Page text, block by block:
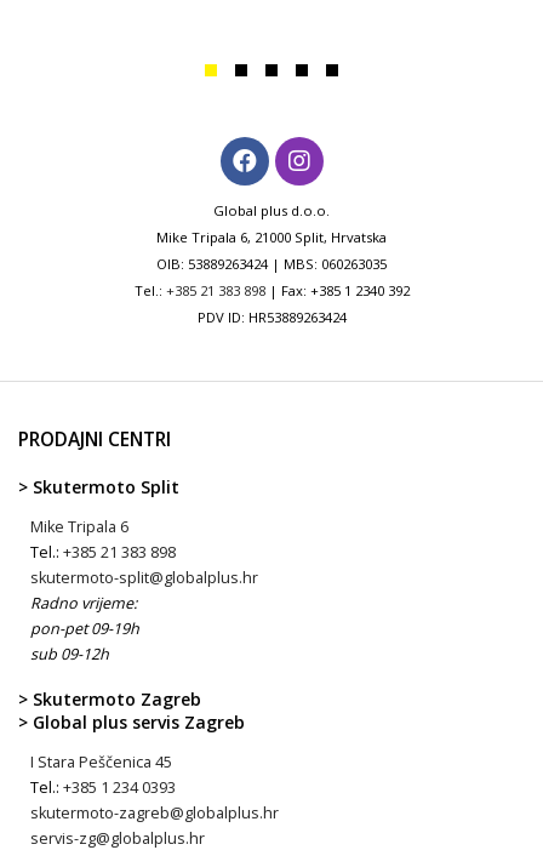
Global plus d.o.o.
Mike Tripala 6, 21000 Split, Hrvatska
OIB: 53889263424 | MBS: 060263035
Tel.: +385 21 383 898| Fax: +385 1 2340 392
PDV ID: HR53889263424
PRODAJNI CENTRI
> Skutermoto Split
Mike Tripala 6
Tel.: +385 21 383 898
skutermoto-split@globalplus.hr
Radno vrijeme:
pon-pet 09-19h
sub 09-12h
> Skutermoto Zagreb
> Global plus servis Zagreb
I Stara Peščenica 45
Tel.: +385 1 234 0393
skutermoto-zagreb@globalplus.hr
servis-zg@globalplus.hr